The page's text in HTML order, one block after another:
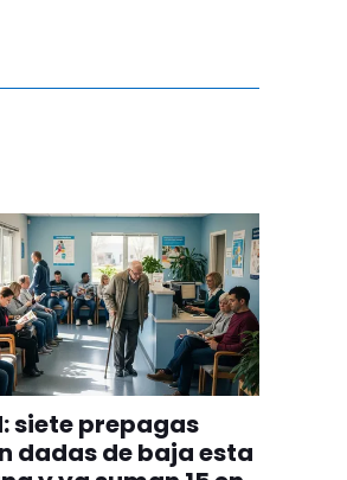
siete prepagas
dadas de baja esta